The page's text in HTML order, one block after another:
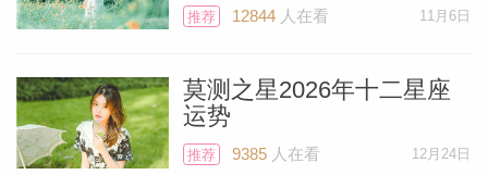
周五，充满激情的火星将与难以预测的天王
能会像烟花般绚烂绽放。
双鱼座
推荐 12844人在看 11月6日
莫测之星2026年十二星座
运势
推荐 9385人在看 12月24日